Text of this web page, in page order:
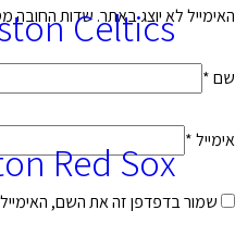
Celtics
Red Sox
האימייל לא יוצג באתר. שדות החובה
שם*
אימייל*
שמור בדפדפן זה את השם,